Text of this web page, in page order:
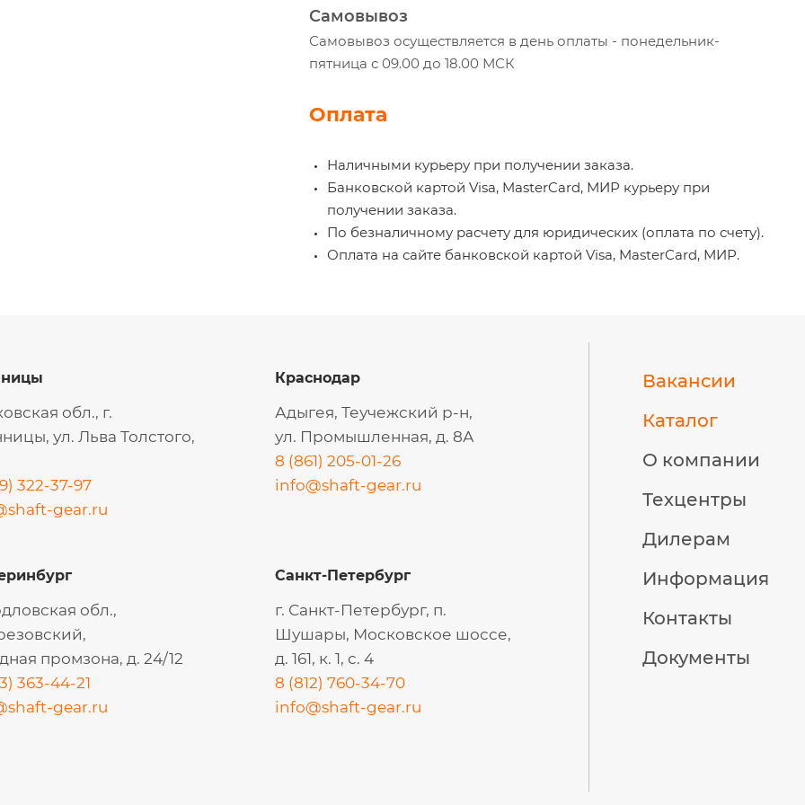
Самовывоз
Самовывоз осуществляется в день оплаты - понедельник-
пятница с 09.00 до 18.00 МСК
Оплата
Наличными курьеру при получении заказа.
Банковской картой Visa, MasterCard, МИР курьеру при
получении заказа.
По безналичному расчету для юридических (оплата по счету).
Оплата на сайте банковской картой Visa, MasterCard, МИР.
обл., г.
ул. Льва Толстого,
322-37-97
gear.ru
Краснодар
Адыгея, Теучежский р-н,
ул. Промышленная, д. 8А
8 (861) 205-01-26
info@shaft-gear.ru
обл.,
промзона, д. 24/12
363-44-21
gear.ru
Санкт-Петербург
г. Санкт-Петербург, п.
Шушары, Московское шоссе,
д. 161, к. 1, с. 4
8 (812) 760-34-70
info@shaft-gear.ru
Вакансии
Каталог
О компании
Техцентры
Дилерам
Информация
Контакты
Документы